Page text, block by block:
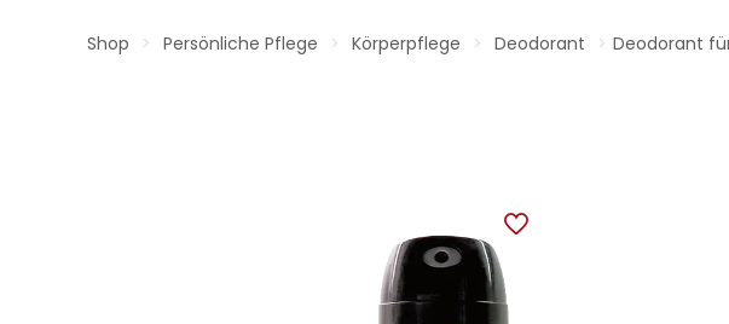
Shop > Persönliche Pflege > Körperpflege > Deodorant > Deodorant